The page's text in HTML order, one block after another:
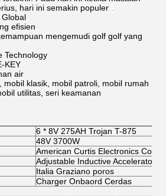
hari ini semakin populer
efisien
mengemudi golf golf yang
Technology
KEY
air
mobil klasik, mobil patroli, mobil rumah
utilitas, seri keamanan
6 * 8V 275AH Trojan T-875
48V 3700W
American Curtis Electronics
Adjustable Inductive Accelerator
Italia Graziano poros
Charger Onbaord Cerdas